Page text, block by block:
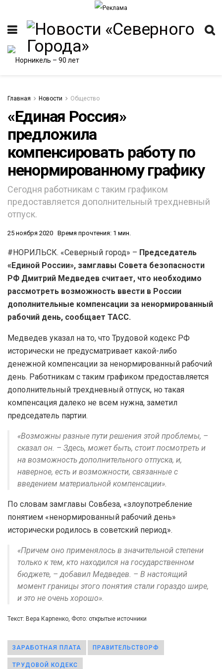
Главная Новости Общество
«Единая Россия»
предложила
компенсировать работу по
ненормированному графику
Сегодня работникам с таким графиком
предоставляется дополнительный трехдневный
отпуск.
25 ноября 2020 Время прочтения: 1 мин.
#НОРИЛЬСК. «Северный город» – Председатель
«Единой России», замглавы Совета безопасности
РФ Дмитрий Медведев считает, что необходимо
рассмотреть возможность ввести в России
дополнительные компенсации за ненормированный
рабочий день, сообщает ТАСС.
Медведев указал на то, что Трудовой кодекс РФ
исторически не предусматривает какой-либо
денежной компенсации за ненормированный рабочий
день. Работникам с таким графиком предоставляется
дополнительный трехдневный отпуск, но такая
компенсация далеко не всем нужна, заметил
председатель партии.
«Возможны разные пути решения этой проблемы, –
сказал он. – Здесь, может быть, стоит посмотреть и
на возможность дополнительного отпуска, и,
наверное, есть и возможности, связанные с
введением материальной компенсации».
По словам замглавы Совбеза, «злоупотребление
понятием «ненормированный рабочий день»
исторически родилось в советский период».
«Причем оно применялось в значительной степени
только к тем, кто находился на государственном
бюджете, – добавил Медведев. – В настоящий
момент границы этого понятия стали гораздо шире,
и это не очень хорошо».
Текст: Вера Карпенко, Фото: открытые источники
ЗАРАБОТНАЯ ПЛАТА ПРАВИТЕЛЬСТВОРФ
ТРУДОВОЙ КОДЕКС